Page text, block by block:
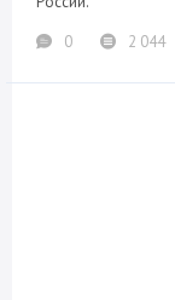
0
2 044